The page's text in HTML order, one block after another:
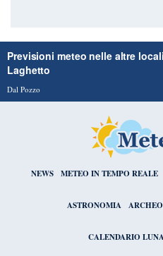
Previsioni meteo nelle altre
Laghetto
Dal Pozzo
NEWS METEO IN TEMPO REALE
ASTRONOMIA
CALENDARIO